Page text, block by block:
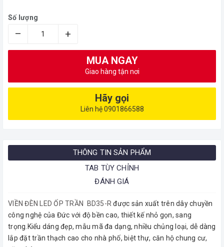
Số lượng
– +
MUA NGAY
Giao hàng tận nơi
Hãy gọi
Liên hệ 0901866588
THÔNG TIN SẢN PHẨM
TAB TÙY CHỈNH
ĐÁNH GIÁ
VIỀN ĐÈN LED ỐP TRẦN BD35-R được sản xuất trên dây chuyền
công nghệ của Đức với độ bền cao, thiết kế nhỏ gọn, sang
trọng.Kiểu dáng đẹp, mẫu mã đa dạng, nhiều chủng loại, dễ dàng
lắp đặt trần thạch cao cho nhà phố, biệt thự, căn hộ chung cư,